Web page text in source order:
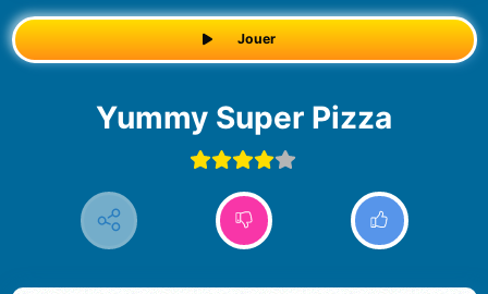
Jouer
Yummy Super Pizza